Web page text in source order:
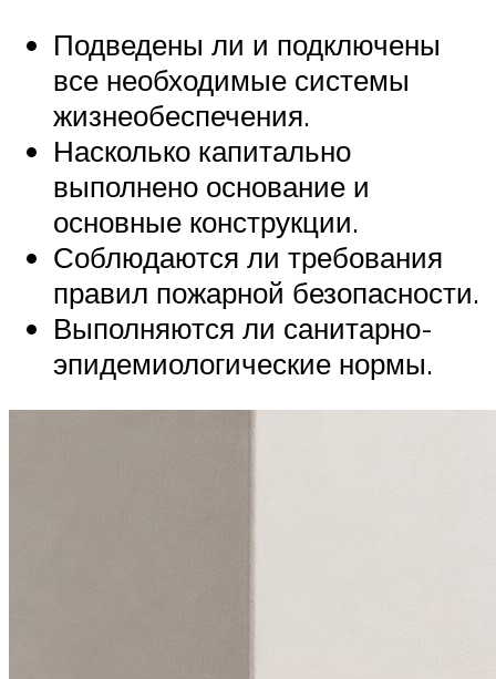
Подведены ли и подключены
все необходимые системы
жизнеобеспечения.
Насколько капитально
выполнено основание и
основные конструкции.
Соблюдаются ли требования
правил пожарной безопасности.
Выполняются ли санитарно-
эпидемиологические нормы.